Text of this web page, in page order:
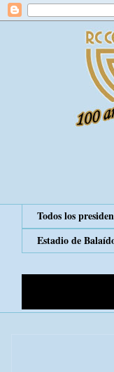
Todos los
Estadio de